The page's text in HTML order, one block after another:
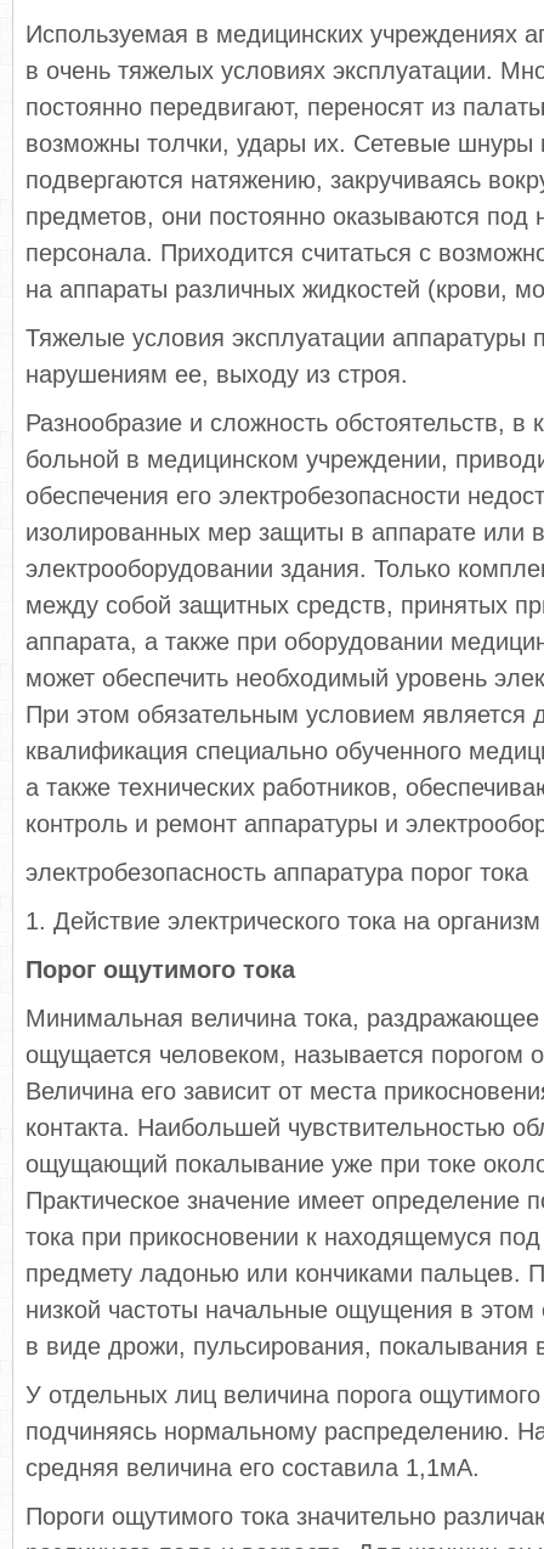
Используемая в медицинских учреждениях
в очень тяжелых условиях эксплуатации.
постоянно передвигают, переносят из
возможны толчки, удары их. Сетевые шнуры
подвергаются натяжению, закручиваясь
предметов, они постоянно оказываются под
персонала. Приходится считаться с
на аппараты различных жидкостей (крови,
Тяжелые условия эксплуатации аппаратуры
нарушениям ее, выходу из строя.
Разнообразие и сложность обстоятельств, в
больной в медицинском учреждении,
обеспечения его электробезопасности
изолированных мер защиты в аппарате или в
электрооборудовании здания. Только
между собой защитных средств, принятых
аппарата, а также при оборудовании
может обеспечить необходимый уровень
При этом обязательным условием является
квалификация специально обученного
а также технических работников,
контроль и ремонт аппаратуры и
электробезопасность аппаратура порог тока
1. Действие электрического тока на
Порог ощутимого тока
Минимальная величина тока, раздражающее
ощущается человеком, называется порогом
Величина его зависит от места
контакта. Наибольшей чувствительностью
ощущающий покалывание уже при токе
Практическое значение имеет определение
тока при прикосновении к находящемуся
предмету ладонью или кончиками пальцев.
низкой частоты начальные ощущения в этом
в виде дрожи, пульсирования, покалывания
У отдельных лиц величина порога ощутимого
подчиняясь нормальному распределению.
средняя величина его составила 1,1мА.
Пороги ощутимого тока значительно